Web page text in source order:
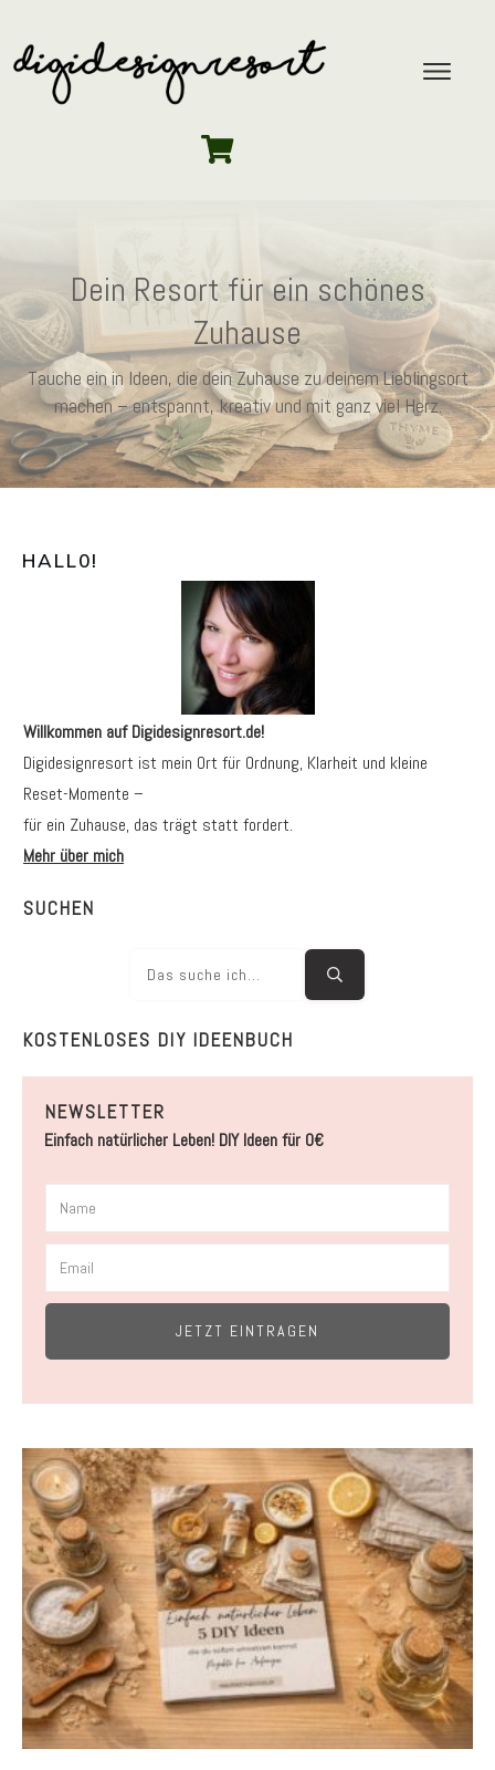
Dein Resort für ein schönes
Zuhause
Tauche ein in Ideen, die dein Zuhause zu deinem Lieblingsort
machen – entspannt, kreativ und mit ganz viel Herz.
HALL0!
Willkommen auf Digidesignresort.de!
Digidesignresort ist mein Ort für Ordnung, Klarheit und kleine
Reset-Momente –
für ein Zuhause, das trägt statt fordert.
Mehr über mich
SUCHEN
KOSTENLOSES DIY IDEENBUCH
NEWSLETTER
Einfach natürlicher Leben! DIY Ideen für 0€
JETZT EINTRAGEN